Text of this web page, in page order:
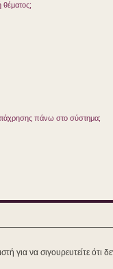
πάνω στο σύστημα;
για να σιγουρευτείτε ότι